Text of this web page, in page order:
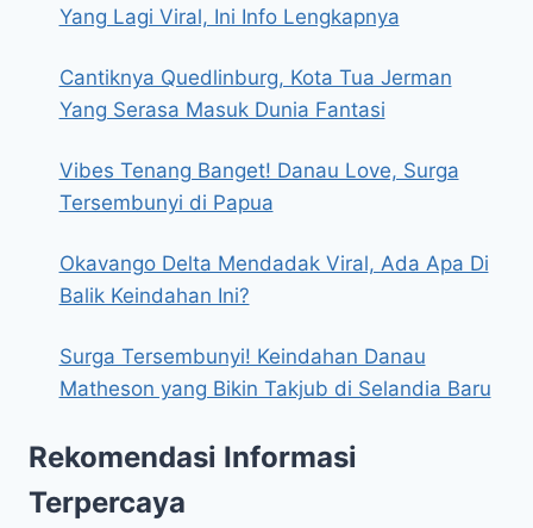
Yang Lagi Viral, Ini Info Lengkapnya
Cantiknya Quedlinburg, Kota Tua Jerman
Yang Serasa Masuk Dunia Fantasi
Vibes Tenang Banget! Danau Love, Surga
Tersembunyi di Papua
Okavango Delta Mendadak Viral, Ada Apa Di
Balik Keindahan Ini?
Surga Tersembunyi! Keindahan Danau
Matheson yang Bikin Takjub di Selandia Baru
Rekomendasi Informasi
Terpercaya